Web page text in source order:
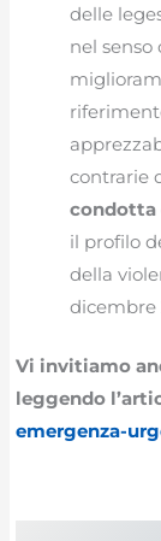
delle
nel senso
contrarie
condotta
il profilo
della
dicembre
Vi invitiamo
leggendo
emergenza-